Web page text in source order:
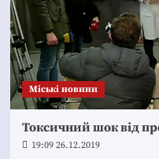
Mіські новини
Токсичний шок від
19:09 26.12.2019